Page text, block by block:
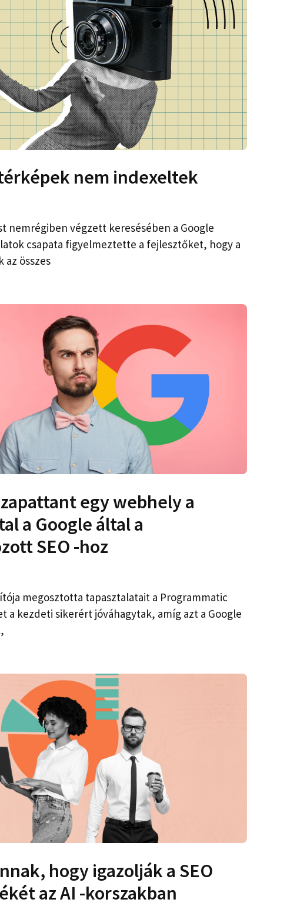
nem indexeltek
nemrégiben végzett keresésében a Google
csapata figyelmeztette a fejlesztőket, hogy a
az összes
egy webhely a
a Google által a
SEO -hoz
megosztotta tapasztalatait a Programmatic
a kezdeti sikerért jóváhagytak, amíg azt a Google
hogy igazolják a SEO
az AI -korszakban